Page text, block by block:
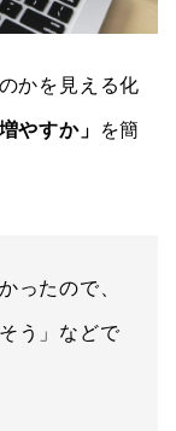
かを見える化
やすか」 を簡
ったので、
う」などで